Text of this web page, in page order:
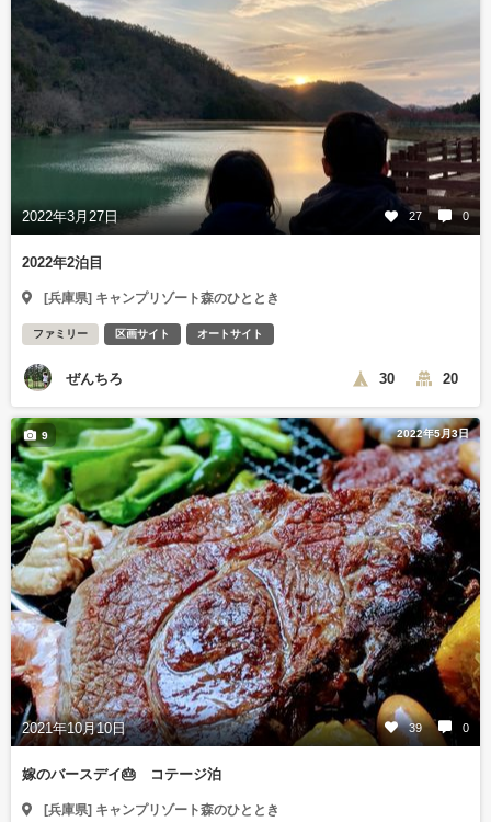
2022年3月27日 27 0
2022年2泊目
[兵庫県] キャンプリゾート森のひととき
ファミリー 区画サイト オートサイト
ぜんちろ 30 20
2022年5月3日
2021年10月10日 39 0
9
嫁のバースデイ🎂 コテージ泊
[兵庫県] キャンプリゾート森のひととき